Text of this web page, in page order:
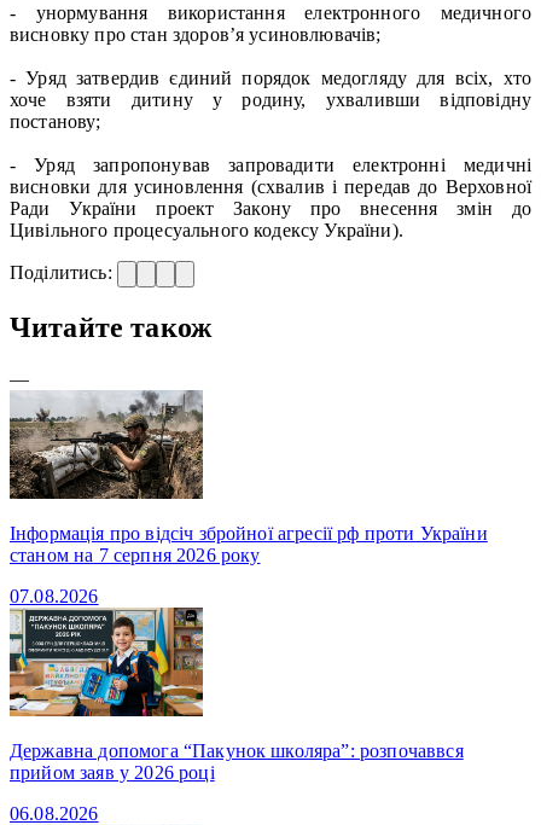
- унормування використання електронного медичного
висновку про стан здоров’я усиновлювачів;
- Уряд затвердив єдиний порядок медогляду для всіх, хто
хоче взяти дитину у родину, ухваливши відповідну
постанову;
- Уряд запропонував запровадити електронні медичні
висновки для усиновлення (схвалив і передав до Верховної
Ради України проект Закону про внесення змін до
Цивільного процесуального кодексу України).
Поділитись:
Читайте також
—
Інформація про відсіч збройної агресії рф проти України
станом на 7 серпня 2026 року
07.08.2026
Державна допомога “Пакунок школяра”: розпочаввся
прийом заяв у 2026 році
06.08.2026